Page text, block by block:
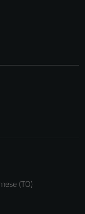
(TO)
cookie